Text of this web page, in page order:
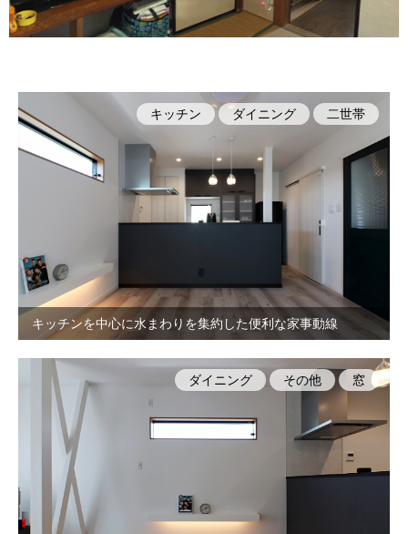
キッチンを中心に水まわりを集約した便利な家事動線
キッチン ダイニング 二世帯
ダイニング その他 窓